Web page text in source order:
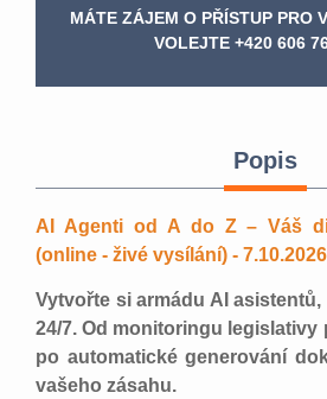
MÁTE ZÁJEM O PŘÍSTUP PRO
VOLEJTE +420 606
Popis
AI Agenti od A do Z – Váš
(online - živé vysílání) - 7.10.2026
Vytvořte si armádu AI
24/7. Od monitoringu legislativy
po automatické generování
vašeho zásahu.